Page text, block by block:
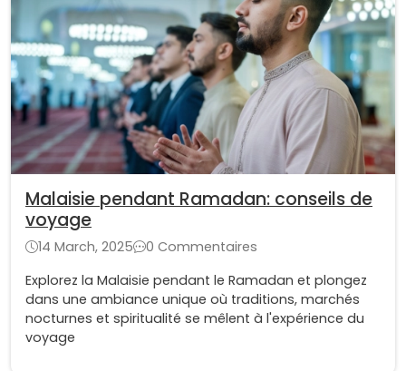
Malaisie pendant Ramadan: conseils de
voyage
14 March, 2025
0 Commentaires
Explorez la Malaisie pendant le Ramadan et plongez
dans une ambiance unique où traditions, marchés
nocturnes et spiritualité se mêlent à l'expérience du
voyage